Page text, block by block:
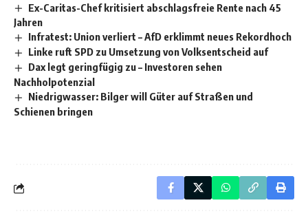
Ex-Caritas-Chef kritisiert abschlagsfreie Rente nach 45
Jahren
Infratest: Union verliert – AfD erklimmt neues Rekordhoch
Linke ruft SPD zu Umsetzung von Volksentscheid auf
Dax legt geringfügig zu – Investoren sehen
Nachholpotenzial
Niedrigwasser: Bilger will Güter auf Straßen und
Schienen bringen